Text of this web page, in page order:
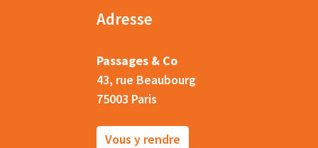
Adresse
Passages & Co
43, rue Beaubourg
75003 Paris
Vous y rendre